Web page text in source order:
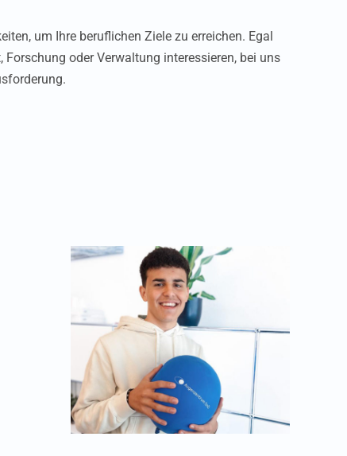
um Ihre beruflichen Ziele zu erreichen. Egal
oder Verwaltung interessieren, bei uns